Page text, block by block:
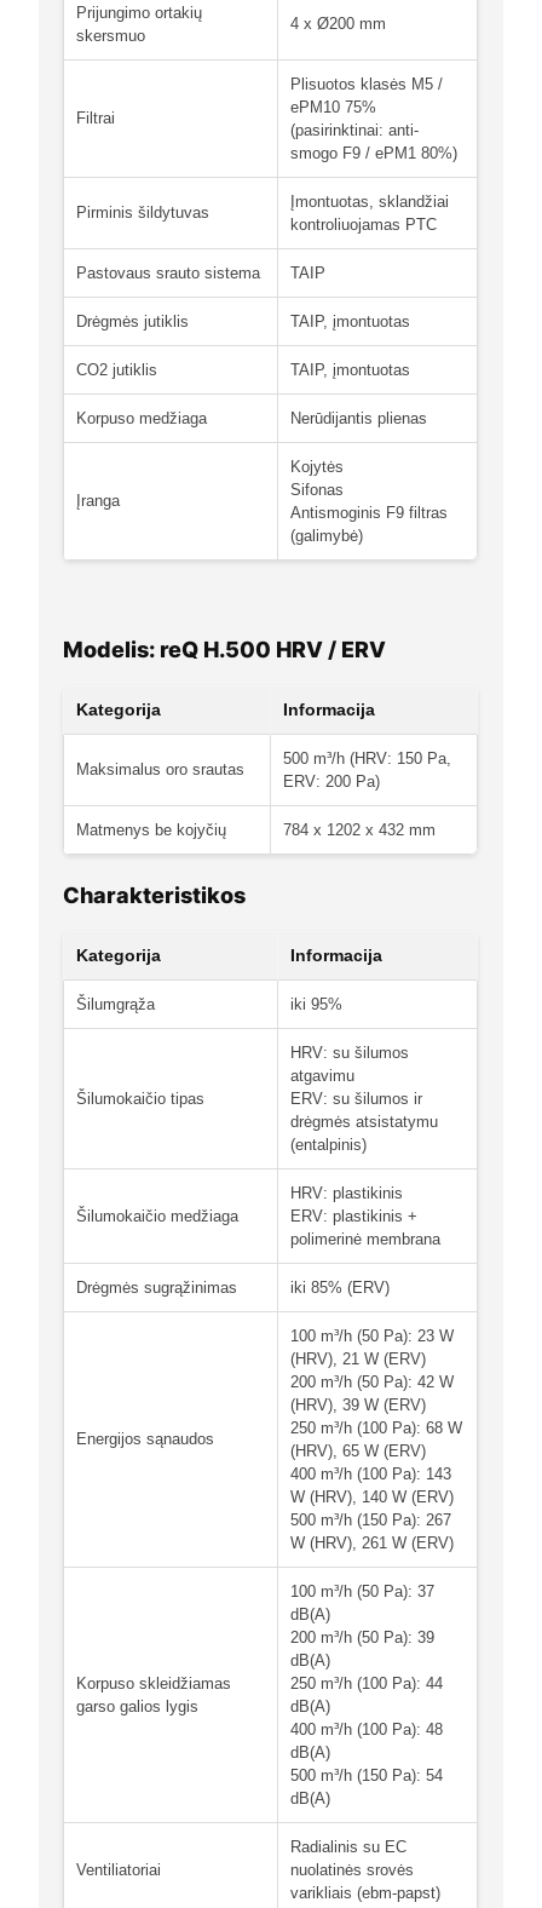
Prijungimo ortakių
skersmuo
4 x Ø200 mm
Filtrai
Plisuotos klasės M5 /
ePM10 75%
(pasirinktinai: anti-
smogo F9 / ePM1 80%)
Pirminis šildytuvas
Įmontuotas, sklandžiai
kontroliuojamas PTC
Pastovaus srauto sistema TAIP
Drėgmės jutiklis TAIP, įmontuotas
CO2 jutiklis TAIP, įmontuotas
Korpuso medžiaga Nerūdijantis plienas
Įranga
Kojytės
Sifonas
Antismoginis F9 filtras
(galimybė)
Modelis: reQ H.500 HRV / ERV
Kategorija Informacija
Maksimalus oro srautas
500 m³/h (HRV: 150 Pa,
ERV: 200 Pa)
Matmenys be kojyčių 784 x 1202 x 432 mm
Charakteristikos
Kategorija Informacija
Šilumgrąža iki 95%
Šilumokaičio tipas
HRV: su šilumos
atgavimu
ERV: su šilumos ir
drėgmės atsistatymu
(entalpinis)
Šilumokaičio medžiaga
HRV: plastikinis
ERV: plastikinis +
polimerinė membrana
Drėgmės sugrąžinimas iki 85% (ERV)
Energijos sąnaudos
100 m³/h (50 Pa): 23 W
(HRV), 21 W (ERV)
200 m³/h (50 Pa): 42 W
(HRV), 39 W (ERV)
250 m³/h (100 Pa): 68 W
(HRV), 65 W (ERV)
400 m³/h (100 Pa): 143
W (HRV), 140 W (ERV)
500 m³/h (150 Pa): 267
W (HRV), 261 W (ERV)
Korpuso skleidžiamas
garso galios lygis
100 m³/h (50 Pa): 37
dB(A)
200 m³/h (50 Pa): 39
dB(A)
250 m³/h (100 Pa): 44
dB(A)
400 m³/h (100 Pa): 48
dB(A)
500 m³/h (150 Pa): 54
dB(A)
Ventiliatoriai
Radialinis su EC
nuolatinės srovės
varikliais (ebm-papst)